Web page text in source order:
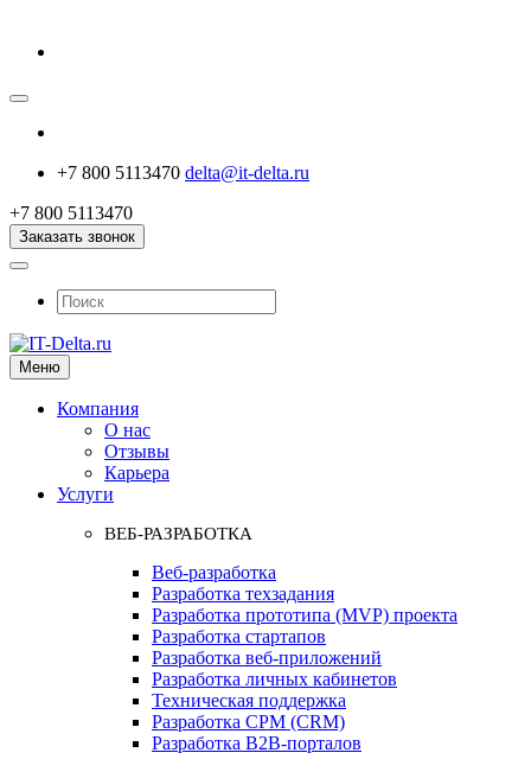
+7 800 5113470 delta@it-delta.ru
+7 800 5113470
Заказать звонок
Меню
Компания
О нас
Отзывы
Карьера
Услуги
ВЕБ-РАЗРАБОТКА
Веб-разработка
Разработка техзадания
Разработка прототипа (MVP) проекта
Разработка стартапов
Разработка веб-приложений
Разработка личных кабинетов
Техническая поддержка
Разработка СРМ (CRM)
Разработка B2B-порталов